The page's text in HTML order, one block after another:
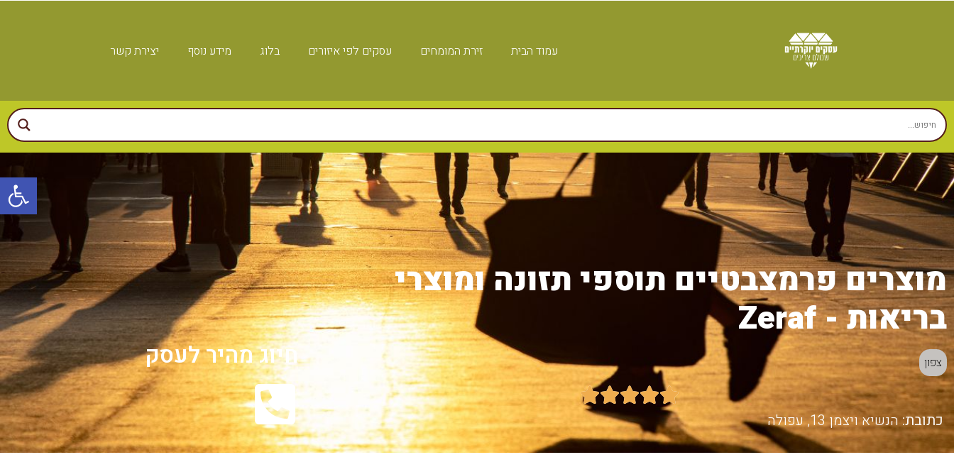
עמוד הבית זירת המומחים עסקים לפי איזורים בלוג מידע נוסף יצירת קשר
מוצרים פרמצבטיים תוספי תזונה ומוצרי
בריאות - Zeraf
צפון





כתובת:הנשיא ויצמן 13, עפולה
חיוג מהיר לעסק